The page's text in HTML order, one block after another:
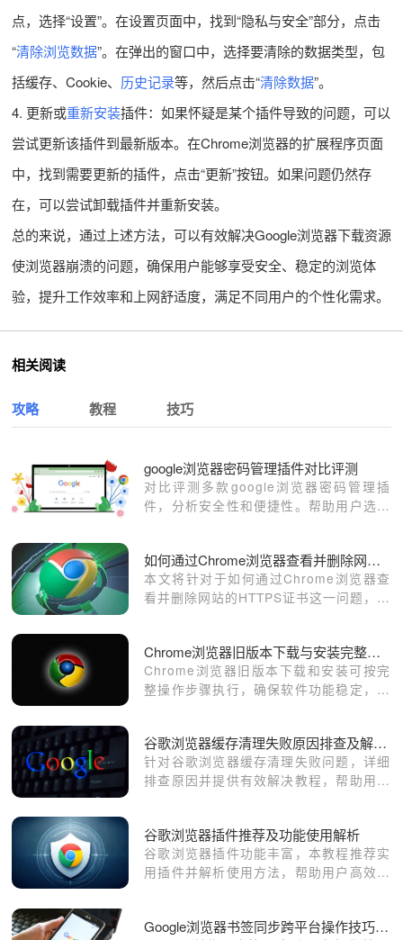
点，选择“设置”。在设置页面中，找到“隐私与安全”部分，点击
“清除浏览数据”。在弹出的窗口中，选择要清除的数据类型，包
括缓存、Cookie、 历史记录等，然后点击“清除数据”。
4. 更新或重新安装插件：如果怀疑是某个插件导致的问题，可以
尝试更新该插件到最新版本。在Chrome浏览器的扩展程序页面
中，找到需要更新的插件，点击“更新”按钮。如果问题仍然存
在，可以尝试卸载插件并重新安装。
总的来说，通过上述方法，可以有效解决Google浏览器下载资源
使浏览器崩溃的问题，确保用户能够享受安全、稳定的浏览体
验，提升工作效率和上网舒适度，满足不同用户的个性化需求。
相关阅读
攻略 教程 技巧
google浏览器密码管理插件对比评测
对比评测多款google浏览器密码管理插
件，分析安全性和便捷性。帮助用户选择
如何通过Chrome浏览器查看并删除网站的HTTPS证书
本文将针对于如何通过Chrome浏览器查
看并删除网站的HTTPS证书这一问题，做
Chrome浏览器旧版本下载与安装完整操作步骤
Chrome浏览器旧版本下载和安装可按完
整操作步骤执行，确保软件功能稳定，便
谷歌浏览器缓存清理失败原因排查及解决教程
针对谷歌浏览器缓存清理失败问题，详细
排查原因并提供有效解决教程，帮助用户
谷歌浏览器插件推荐及功能使用解析
谷歌浏览器插件功能丰富，本教程推荐实
用插件并解析使用方法，帮助用户高效扩
Google浏览器书签同步跨平台操作技巧探索